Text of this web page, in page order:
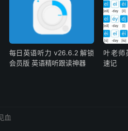
每日英语听力 v26.6.2 解锁
会员版 英语精听跟读神器
叶老师
速记